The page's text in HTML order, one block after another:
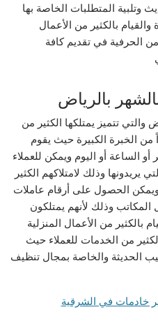
وتلبية المتطلبات الخاصة بها
بالكثير من الأعمال
من الحرفية في تقديم كافة
بالرياض
تتميز يمتلكها الكثير من
الخبرة الكبيرة حيث يقوم
الساعة أو اليوم ويمكن للعملاء
وذلك لامتلاكهم الكثير
الحصول على أرقام عاملات
وذلك لأنهم يمتلكون
بالكثير من الأعمال المنزلية
من الخدمات للعملاء حيث
الحديثة والخاصة بمجال تنظيف
خادمات في الشرقية